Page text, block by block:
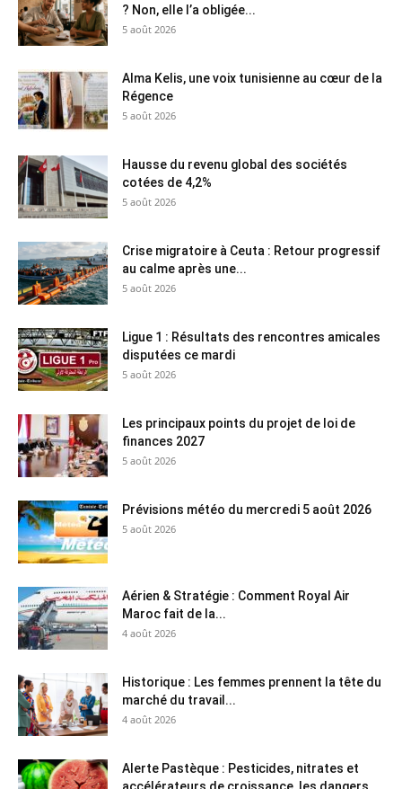
? Non, elle l’a obligée...
5 août 2026
Alma Kelis, une voix tunisienne au cœur de la
Régence
5 août 2026
Hausse du revenu global des sociétés
cotées de 4,2%
5 août 2026
Crise migratoire à Ceuta : Retour progressif
au calme après une...
5 août 2026
Ligue 1 : Résultats des rencontres amicales
disputées ce mardi
5 août 2026
Les principaux points du projet de loi de
finances 2027
5 août 2026
Prévisions météo du mercredi 5 août 2026
5 août 2026
Aérien & Stratégie : Comment Royal Air
Maroc fait de la...
4 août 2026
Historique : Les femmes prennent la tête du
marché du travail...
4 août 2026
Alerte Pastèque : Pesticides, nitrates et
accélérateurs de croissance, les dangers...